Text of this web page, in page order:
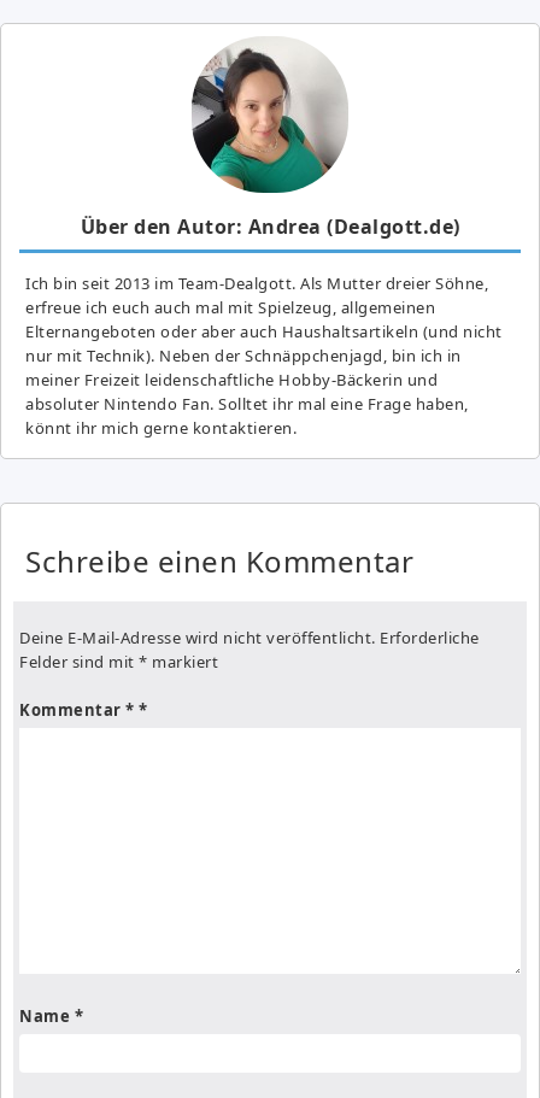
Über den Autor: Andrea (Dealgott.de)
Ich bin seit 2013 im Team-Dealgott. Als Mutter dreier Söhne,
erfreue ich euch auch mal mit Spielzeug, allgemeinen
Elternangeboten oder aber auch Haushaltsartikeln (und nicht
nur mit Technik). Neben der Schnäppchenjagd, bin ich in
meiner Freizeit leidenschaftliche Hobby-Bäckerin und
absoluter Nintendo Fan. Solltet ihr mal eine Frage haben,
könnt ihr mich gerne kontaktieren.
Schreibe einen Kommentar
Deine E-Mail-Adresse wird nicht veröffentlicht. Erforderliche
Felder sind mit * markiert
Kommentar *
Name *